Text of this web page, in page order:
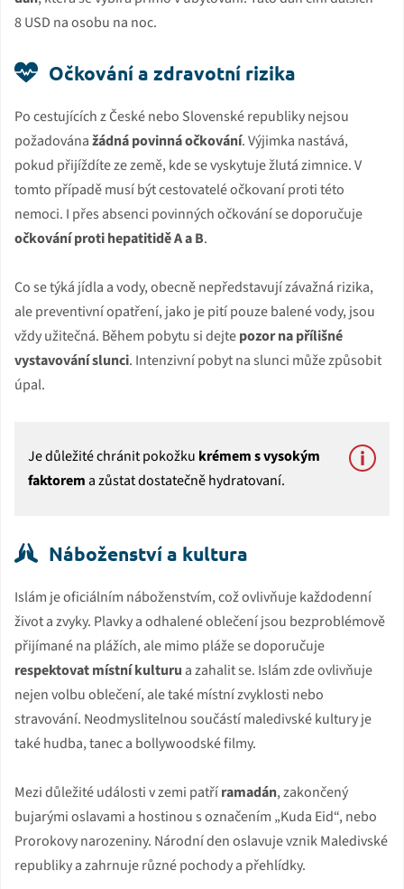
8 USD na osobu na noc.
Očkování a zdravotní rizika
Po cestujících z České nebo Slovenské republiky nejsou
požadovánažádná povinná očkování. Výjimka nastává,
pokud přijíždíte ze země, kde se vyskytuje žlutá zimnice. V
tomto případě musí být cestovatelé očkovaní proti této
nemoci. I přes absenci povinných očkování se doporučuje
očkování proti hepatitidě A a B.
Co se týká jídla a vody, obecně nepředstavují závažná rizika,
ale preventivní opatření, jako je pití pouze balené vody, jsou
vždy užitečná. Během pobytu si dejtepozor na přílišné
vystavování slunci. Intenzivní pobyt na slunci může způsobit
úpal.
Je důležité chránit pokožku krémem s vysokým
faktorema zůstat dostatečně hydratovaní.
Náboženství a kultura
Islám je oficiálním náboženstvím, což ovlivňuje každodenní
život a zvyky. Plavky a odhalené oblečení jsou bezproblémově
přijímané na plážích, ale mimo pláže se doporučuje
respektovat místní kulturu a zahalit se. Islám zde ovlivňuje
nejen volbu oblečení, ale také místní zvyklosti nebo
stravování. Neodmyslitelnou součástí maledivské kultury je
také hudba, tanec a bollywoodské filmy.
Mezi důležité události v zemi patříramadán, zakončený
bujarými oslavami a hostinou s označením „Kuda Eid“, nebo
Prorokovy narozeniny. Národní den oslavuje vznik Maledivské
republiky a zahrnuje různé pochody a přehlídky.